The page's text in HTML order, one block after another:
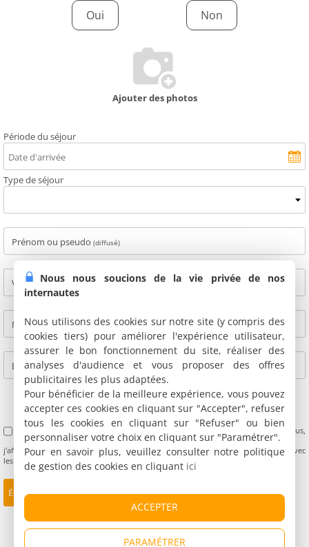
Oui Non
Ajouter des photos
Période du séjour
Type de séjour
Prénom ou pseudo (diffusé)
Ville(diffusé)
Nom(non diffusé)
E-mail(non diffusé)
J'accepte les Conditions Générales d'Utilisation des avis clients (
). De plus,
j'affirme avoir séjourné à cette adresse et de ne pas être lié personnellement avec
les propriétaires.
Nous nous soucions de la vie privée de nos
internautes
Nous utilisons des cookies sur notre site (y compris des
cookies tiers) pour améliorer l'expérience utilisateur,
assurer le bon fonctionnement du site, réaliser des
analyses d'audience et vous proposer des offres
publicitaires les plus adaptées.
Pour bénéficier de la meilleure expérience, vous pouvez
accepter ces cookies en cliquant sur "Accepter", refuser
tous les cookies en cliquant sur "Refuser" ou bien
personnaliser votre choix en cliquant sur "Paramétrer".
Pour en savoir plus, veuillez consulter notre politique
de gestion des cookies en cliquant ici
ACCEPTER
PARAMÉTRER